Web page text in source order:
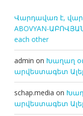
Վարդավառ է,
ABOVYAN-
each other
admin on Խաղաղ
արվեստագետ
schap.media on
արվեստագետ